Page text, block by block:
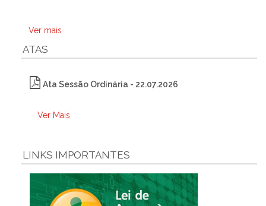
Ver mais
ATAS
Ata Sessão Ordinária - 22.07.2026
Ver Mais
LINKS IMPORTANTES